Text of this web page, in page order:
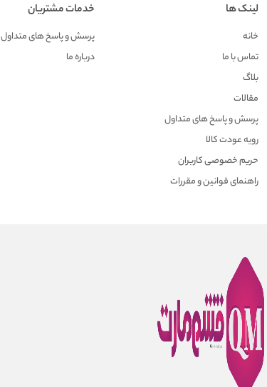
لینک ها
خانه
تماس با ما
بلاگ
مقالات
پرسش و پاسخ های متداول
رویه عودت کالا
حریم خصوصی کاربران
راهنمای قوانین و مقررات
خدمات مشتریان
پرسش و پاسخ های متداول
درباره ما